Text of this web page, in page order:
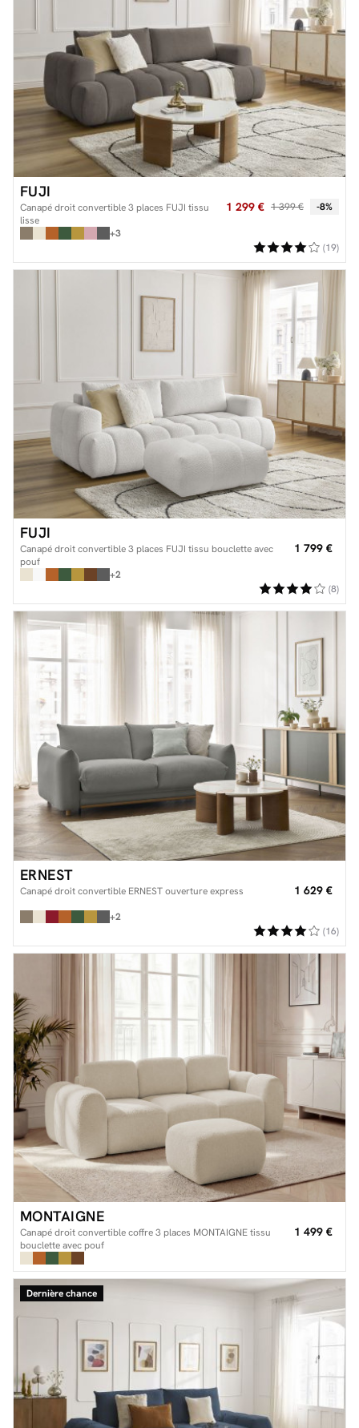
FUJI
Canapé droit convertible 3 places FUJI tissu
lisse
1 299 € 1 399 € -8%
+3
(19)
FUJI
Canapé droit convertible 3 places FUJI tissu bouclette avec
pouf
1 799 €
+2
(8)
ERNEST
Canapé droit convertible ERNEST ouverture express 1 629 €
+2
(16)
MONTAIGNE
Canapé droit convertible coffre 3 places MONTAIGNE tissu
bouclette avec pouf
1 499 €
Dernière chance